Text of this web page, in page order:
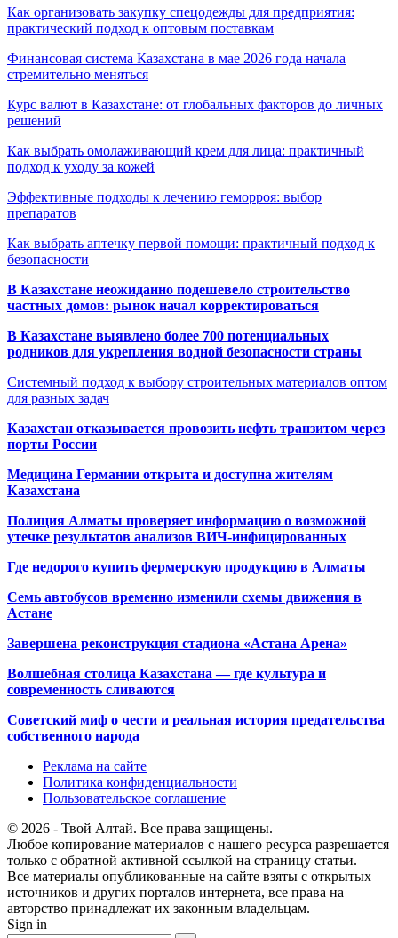
Как организовать закупку спецодежды для предприятия:
практический подход к оптовым поставкам
Финансовая система Казахстана в мае 2026 года начала
стремительно меняться
Курс валют в Казахстане: от глобальных факторов до личных
решений
Как выбрать омолаживающий крем для лица: практичный
подход к уходу за кожей
Эффективные подходы к лечению геморроя: выбор
препаратов
Как выбрать аптечку первой помощи: практичный подход к
безопасности
В Казахстане неожиданно подешевело строительство
частных домов: рынок начал корректироваться
В Казахстане выявлено более 700 потенциальных
родников для укрепления водной безопасности страны
Системный подход к выбору строительных материалов оптом
для разных задач
Казахстан отказывается провозить нефть транзитом через
порты России
Медицина Германии открыта и доступна жителям
Казахстана
Полиция Алматы проверяет информацию о возможной
утечке результатов анализов ВИЧ-инфицированных
Где недорого купить фермерскую продукцию в Алматы
Семь автобусов временно изменили схемы движения в
Астане
Завершена реконструкция стадиона «Астана Арена»
Волшебная столица Казахстана — где культура и
современность сливаются
Советский миф о чести и реальная история предательства
собственного народа
Реклама на сайте
Политика конфиденциальности
Пользовательское соглашение
© 2026 - Твой Алтай. Все права защищены.
Любое копирование материалов с нашего ресурса разрешается
только с обратной активной ссылкой на страницу статьи.
Все материалы опубликованные на сайте взяты с открытых
источников и других порталов интернета, все права на
авторство принадлежат их законным владельцам.
Sign in